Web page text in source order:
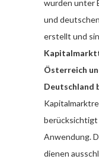
wurden unter
und
erstellt und
Österreich
Deutschland
berücksichtigt
Anwendung.
dienen